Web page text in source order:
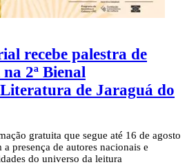
recebe palestra de
2ª Bienal
de Jaraguá do
gratuita que segue até 16 de agosto
presença de autores nacionais e
do universo da leitura